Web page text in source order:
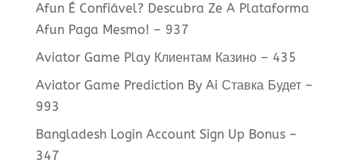
Afun É Confiável? Descubra Ze A Plataforma
Afun Paga Mesmo! – 937
Aviator Game Play Клиентам Казино – 435
Aviator Game Prediction By Ai Ставка Будет –
993
Bangladesh Login Account Sign Up Bonus –
347